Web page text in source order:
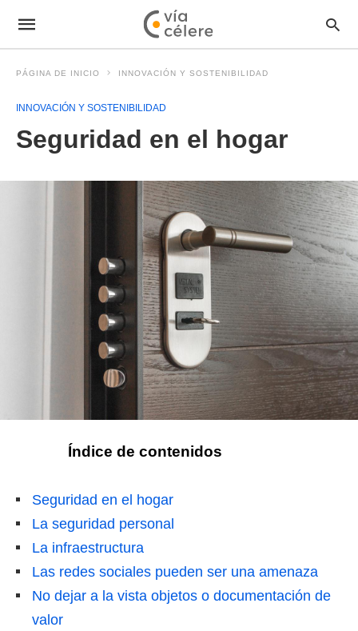
PÁGINA DE INICIO INNOVACIÓN Y SOSTENIBILIDAD
INNOVACIÓN Y SOSTENIBILIDAD
Seguridad en el hogar
Índice de contenidos
Seguridad en el hogar
La seguridad personal
La infraestructura
Las redes sociales pueden ser una amenaza
No dejar a la vista objetos o documentación de
valor